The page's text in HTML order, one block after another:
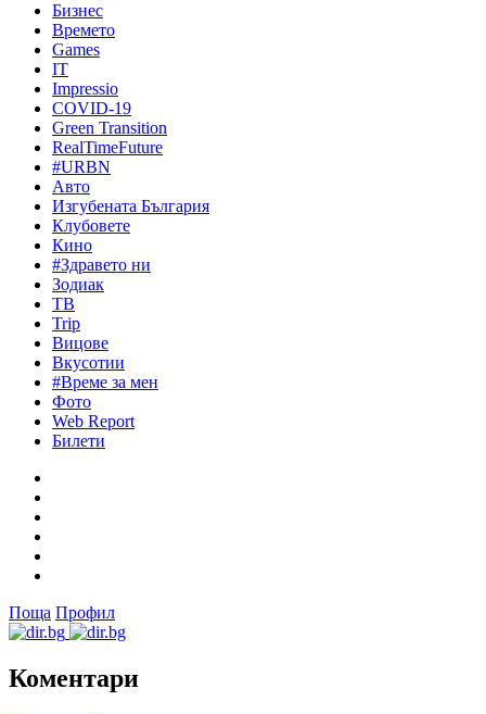
Бизнес
Времето
Games
IT
Impressio
COVID-19
Green Transition
RealTimeFuture
#URBN
Авто
Изгубената България
Клубовете
Кино
#Здравето ни
Зодиак
ТВ
Trip
Вицове
Вкусотии
#Време за мен
Фото
Web Report
Билети
Поща Профил
Коментари